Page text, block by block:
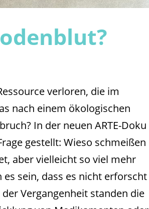
verloren, die im
nach einem ökologischen
In der neuen ARTE-Doku
gestellt: Wieso schmeißen
aber vielleicht so viel mehr
sein, dass es nicht erforscht
Vergangenheit standen die